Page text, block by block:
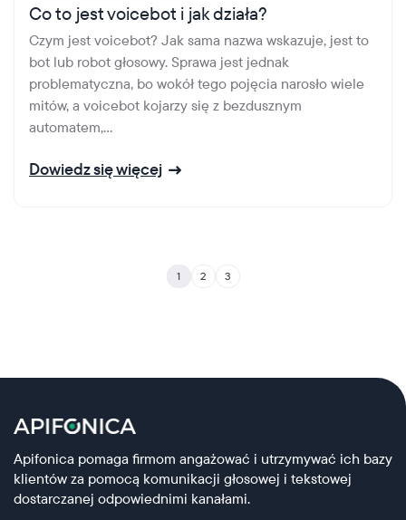
Co to jest voicebot i jak działa?
Czym jest voicebot? Jak sama nazwa wskazuje, jest to
bot lub robot głosowy. Sprawa jest jednak
problematyczna, bo wokół tego pojęcia narosło wiele
mitów, a voicebot kojarzy się z bezdusznym
automatem,...
Dowiedz się więcej
1 2 3
Apifonica pomaga firmom angażować i utrzymywać ich bazy
klientów za pomocą komunikacji głosowej i tekstowej
dostarczanej odpowiednimi kanałami.